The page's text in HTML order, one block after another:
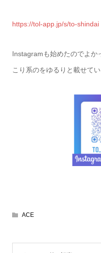
https://tol-app.jp/s/to-shindai
Instagramも始めたのでよか
こり系のをゆるりと載せて
ACE